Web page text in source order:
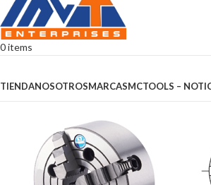
0items
TIENDANOSOTROSMARCASMCTOOLS –